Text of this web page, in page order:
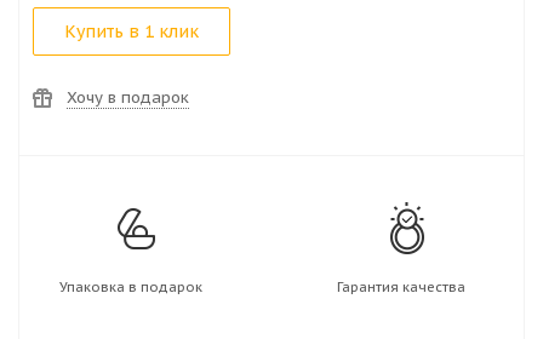
Купить в 1 клик
Хочу в подарок
Упаковка в подарок Гарантия качества